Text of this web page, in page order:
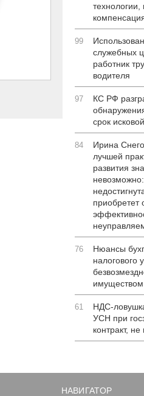
99
служебных
работник
водителя
97
КС РФ
срок
84
Ирина
лучшей
развития
приобретет
76
Нюансы
налогового
имуществом
61
НДС-
УСН при
контракт,
НАВИГАТОР